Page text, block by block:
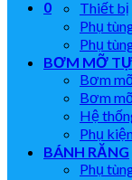
0
Thiết bị
Phụ
Phụ
BƠM MỠ
Bơm
Bơm
Hệ
Phụ
BÁNH RĂNG
Phụ